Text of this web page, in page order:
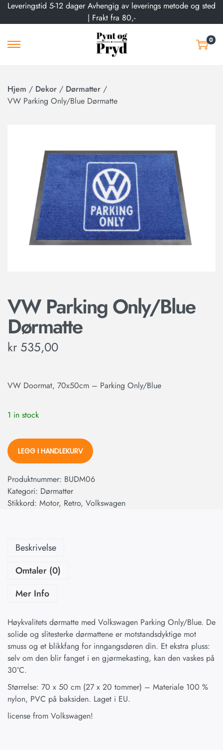
Leveringstid 5-12 dager Avhengig av leverings metode og sted
| Frakt fra 80,-
0
Hjem / Dekor / Dørmatter /
VW Parking Only/Blue Dørmatte
VW Parking Only/Blue
Dørmatte
kr 535,00
VW Doormat, 70x50cm – Parking Only/Blue
1 in stock
LEGG I HANDLEKURV
Produktnummer: BUDM06
Kategori: Dørmatter
Stikkord: Motor, Retro, Volkswagen
Beskrivelse
Omtaler (0)
Mer Info
Høykvalitets dørmatte med Volkswagen Parking Only/Blue. De
solide og slitesterke dørmattene er motstandsdyktige mot
smuss og et blikkfang for inngangsdøren din. Et ekstra pluss:
selv om den blir fanget i en gjørmekasting, kan den vaskes på
30°C.
Størrelse: 70 x 50 cm (27 x 20 tommer) – Materiale 100 %
nylon, PVC på baksiden. Laget i EU.
license from Volkswagen!